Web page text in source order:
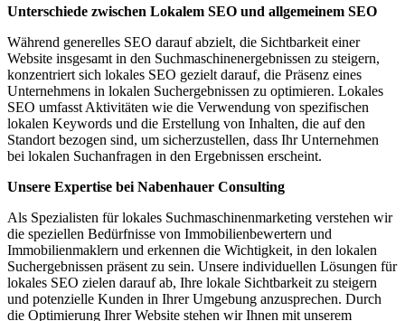
Unterschiede zwischen Lokalem SEO und allgemeinem SEO
Während generelles SEO darauf abzielt, die Sichtbarkeit einer
Website insgesamt in den Suchmaschinenergebnissen zu steigern,
konzentriert sich lokales SEO gezielt darauf, die Präsenz eines
Unternehmens in lokalen Suchergebnissen zu optimieren. Lokales
SEO umfasst Aktivitäten wie die Verwendung von spezifischen
lokalen Keywords und die Erstellung von Inhalten, die auf den
Standort bezogen sind, um sicherzustellen, dass Ihr Unternehmen
bei lokalen Suchanfragen in den Ergebnissen erscheint.
Unsere Expertise bei Nabenhauer Consulting
Als Spezialisten für lokales Suchmaschinenmarketing verstehen wir
die speziellen Bedürfnisse von Immobilienbewertern und
Immobilienmaklern und erkennen die Wichtigkeit, in den lokalen
Suchergebnissen präsent zu sein. Unsere individuellen Lösungen für
lokales SEO zielen darauf ab, Ihre lokale Sichtbarkeit zu steigern
und potenzielle Kunden in Ihrer Umgebung anzusprechen. Durch
die Optimierung Ihrer Website stehen wir Ihnen mit unserem